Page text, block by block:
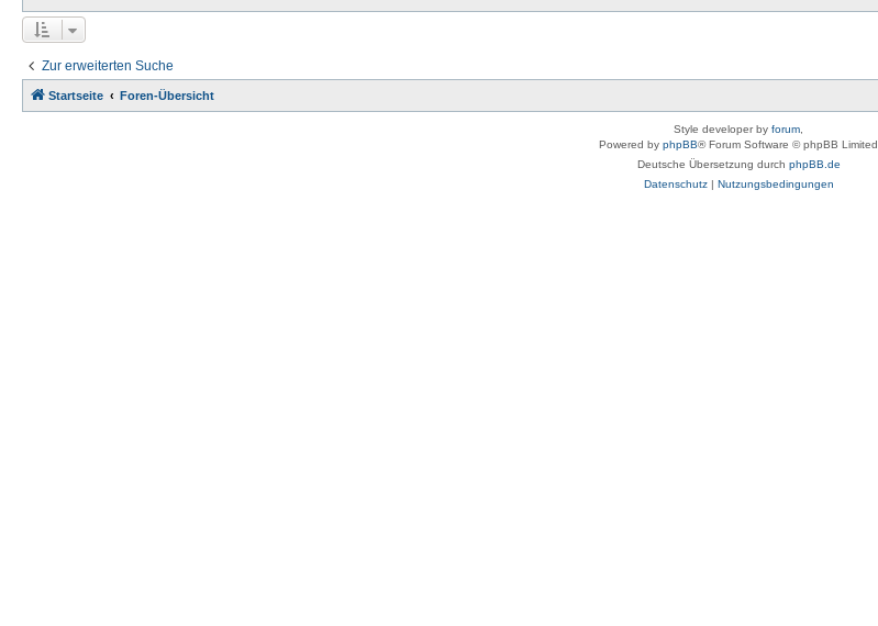
Zur erweiterten Suche
Startseite Foren-Übersicht
Style developer by forum
Powered by phpBB® Forum Software © phpBB Limited
Deutsche Übersetzung durch phpBB.de
Datenschutz| Nutzungsbedingungen